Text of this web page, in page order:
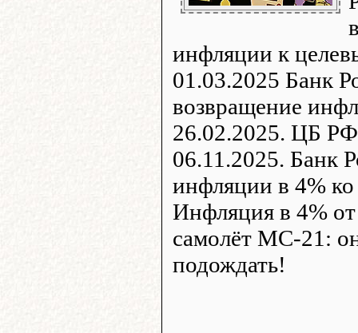
инфляции к
01.03.2025 Банк
возвращение
26.02.2025. ЦБ
06.11.2025. Банк
инфляции в 4%
Инфляция в 4%
самолёт МС-21:
подождать!